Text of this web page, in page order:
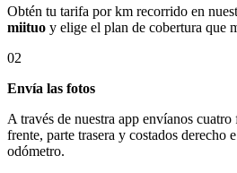
Obtén tu tarifa por km recorrido en
miituo y elige el plan de cobertura que
02
Envía las fotos
A través de nuestra app envíanos
frente, parte trasera y costados derecho
odómetro.